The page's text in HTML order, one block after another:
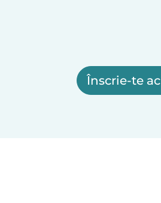
Înscrie-te